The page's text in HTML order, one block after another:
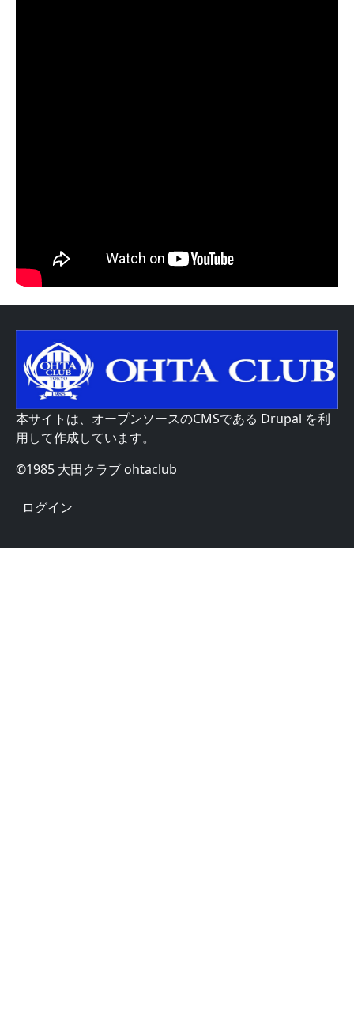
本サイトは、オープンソースのCMSである Drupal を利
用して作成しています。
©1985 大田クラブ ohtaclub
User account menu
ログイン